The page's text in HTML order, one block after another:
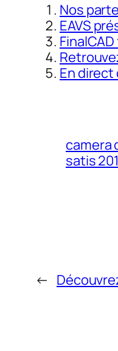
Nos
EAVS
En direct
camera
satis
←